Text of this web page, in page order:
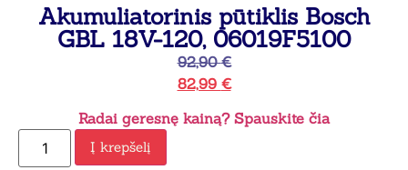
Akumuliatorinis pūtiklis Bosch
GBL 18V-120, 06019F5100
92,90€
82,99 €
Radai geresnę kainą? Spauskite čia
Į krepšelį